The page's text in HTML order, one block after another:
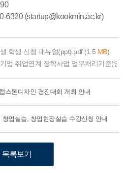
6320 (startup@kookmin.ac.kr)
학생 신청 매뉴얼(ppt).pdf (1.5 MB)
업 취업연계 장학사업 업무처리기준(안
스톤디자인 경진대회 개최 안내
창업실습, 창업현장실습 수강신청 안내
목록보기